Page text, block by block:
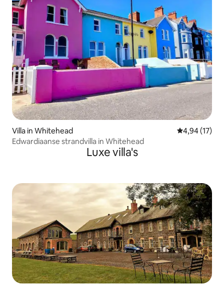
Villa in Whitehead Gemiddelde
4,94 (17)
Edwardiaanse strandvilla in Whitehead
Luxe villa's